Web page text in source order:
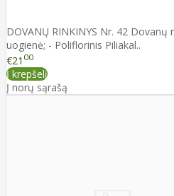
DOVANŲ RINKINYS Nr. 42 Dovanų
uogienė; - Poliflorinis Piliakal..
€21 00
Į krepšelį
Į norų sąrašą